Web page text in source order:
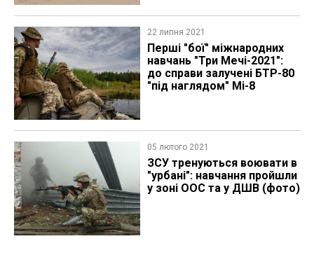
22 липня 2021
Перші "бої" міжнародних
навчань "Три Мечі-2021":
до справи залучені БТР-80
"під наглядом" Мі-8
05 лютого 2021
​ЗСУ тренуються воювати в
"урбані": навчання пройшли
у зоні ООС та у ДШВ (фото)